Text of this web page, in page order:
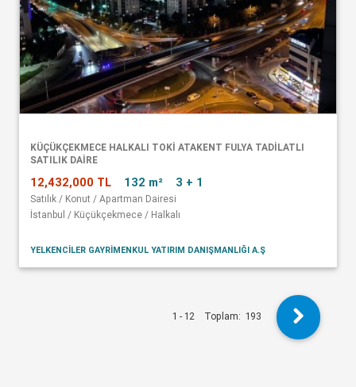
KÜÇÜKÇEKMECE HALKALI TOKİ ATAKENT FULYA TADİLATLI
SATILIK DAİRE
12,432,000 TL 132 m² 3 + 1
Satılık / Konut / Apartman Dairesi
İstanbul / Küçükçekmece / Halkalı
YELKENCİLER GAYRİMENKUL YATIRIM DANIŞMANLIĞI A.Ş
1 - 12 Toplam: 193